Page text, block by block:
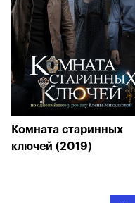
Комната старинных
ключей (2019)